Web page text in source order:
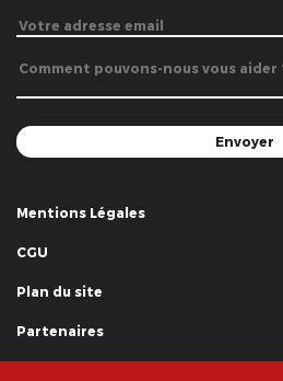
Mentions Légales
CGU
Plan du site
Partenaires